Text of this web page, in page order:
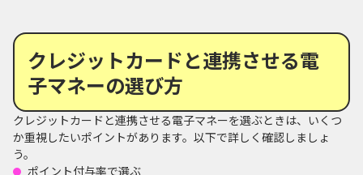
クレジットカードと連携させる電
子マネーの選び方
クレジットカードと連携させる電子マネーを選ぶときは、いくつ
か重視したいポイントがあります。以下で詳しく確認しましょ
う。
ポイント付与率で選ぶ